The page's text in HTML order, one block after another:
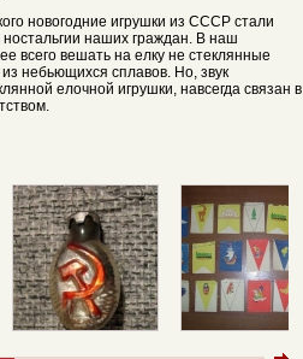
новогодние игрушки из СССР стали
наших граждан. В наш
всего вешать на елку не стеклянные
небьющихся сплавов. Но, звук
елочной игрушки, навсегда связан в